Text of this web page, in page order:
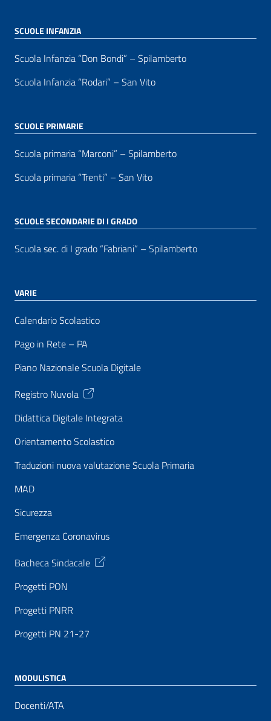
SCUOLE INFANZIA
Scuola Infanzia “Don Bondi” – Spilamberto
Scuola Infanzia “Rodari” – San Vito
SCUOLE PRIMARIE
Scuola primaria “Marconi” – Spilamberto
Scuola primaria “Trenti” – San Vito
SCUOLE SECONDARIE DI I GRADO
Scuola sec. di I grado “Fabriani” – Spilamberto
VARIE
Calendario Scolastico
Pago in Rete – PA
Piano Nazionale Scuola Digitale
Registro Nuvola
Didattica Digitale Integrata
Orientamento Scolastico
Traduzioni nuova valutazione Scuola Primaria
MAD
Sicurezza
Emergenza Coronavirus
Bacheca Sindacale
Progetti PON
Progetti PNRR
Progetti PN 21-27
MODULISTICA
Docenti/ATA